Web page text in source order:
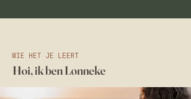
WIE HET JE LEERT
Hoi, ik ben Lonneke